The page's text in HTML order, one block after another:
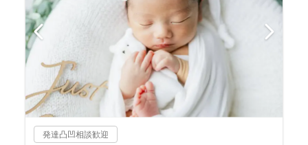
発達凸凹相談歓迎